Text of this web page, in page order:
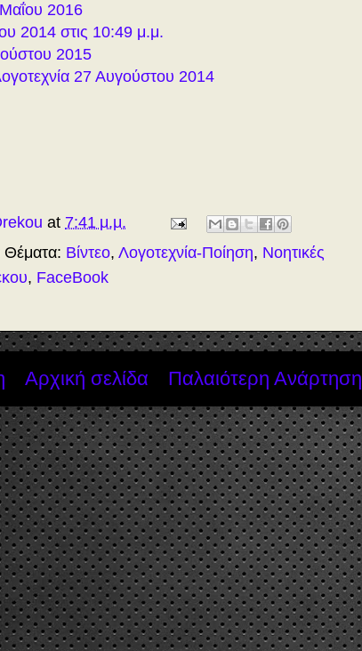
2016
2014 στις 10:49 μ.μ.
2015
27 Αυγούστου 2014
at 7:41 μ.μ.
Θέματα: Βίντεο, Λογοτεχνία-Ποίηση, Νοητικές
, FaceBook
Παλαιότερη Ανάρτηση
Αρχική σελίδα